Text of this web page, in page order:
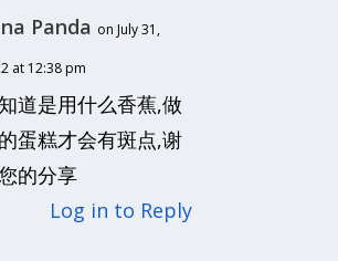
Panda on July 31,
at 12:38 pm
道是用什么香蕉,做
蛋糕才会有斑点,谢
的分享
Log in to Reply